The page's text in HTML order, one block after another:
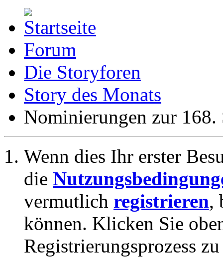
Forum
Die Storyforen
Story des Monats
Nominierungen zur
Wenn dies Ihr erster
die
vermutlich registrieren,
können. Klicken Sie
Registrierungsprozess